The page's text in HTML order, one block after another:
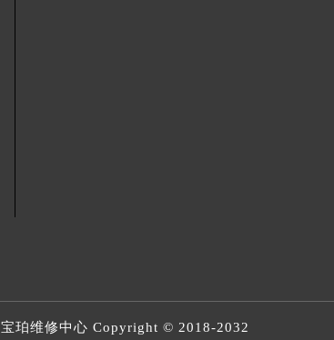
珀维修中心 Copyright © 2018-2032